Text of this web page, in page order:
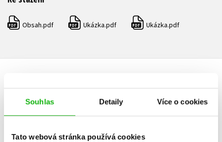
Souhlas Detaily Více o cookies
Tato webová stránka používá cookies
PDF Obsah.pdf PDF Ukázka.pdf PDF Ukázka.pdf
HODNOCENÍ ČTENÁŘŮ
V současné době nejsou vytvořena žádná uživatelská hodnocení.
Vaše hodnocení